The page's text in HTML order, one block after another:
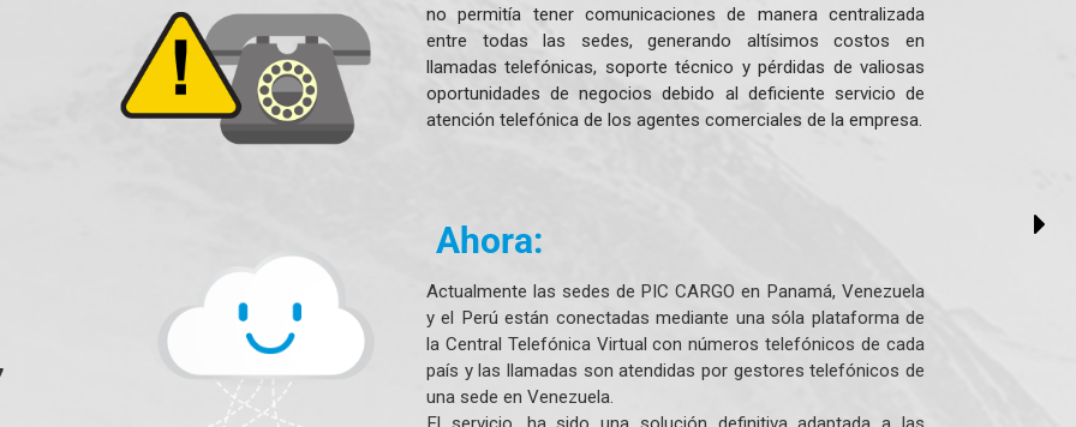
no permitía tener comunicaciones de manera centralizada
entre todas las sedes, generando altísimos costos en
llamadas telefónicas, soporte técnico y pérdidas de valiosas
oportunidades de negocios debido al deficiente servicio de
atención telefónica de los agentes comerciales de la empresa.
Ahora:
Actualmente las sedes de PIC CARGO en Panamá, Venezuela
y el Perú están conectadas mediante una sóla plataforma de
la Central Telefónica Virtual con números telefónicos de cada
país y las llamadas son atendidas por gestores telefónicos de
una sede en Venezuela.